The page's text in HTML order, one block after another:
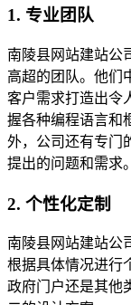
1. 专业团队
南陵县网站建站公
高超的团队。他们
客户需求打造出令
握各种编程语言和
外，公司还有专门
提出的问题和需求。
2. 个性化定制
南陵县网站建站公
根据具体情况进行
政府门户还是其他